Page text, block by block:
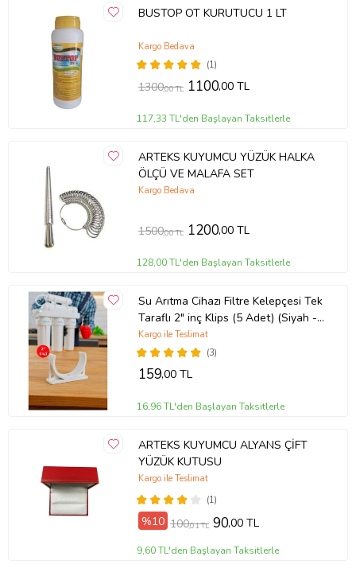
BUSTOP OT KURUTUCU 1 LT
(1)
Kargo Bedava
1300,00 TL 1100,00 TL
117,33 TL'den Başlayan Taksitlerle
ARTEKS KUYUMCU YÜZÜK HALKA
ÖLÇÜ VE MALAFA SET
Kargo Bedava
1500,00 TL 1200,00 TL
128,00 TL'den Başlayan Taksitlerle
Su Arıtma Cihazı Filtre Kelepçesi Tek
Taraflı 2" inç Klips (5 Adet) (Siyah -
Beyaz)
(3)
Kargo ile Teslimat
159,00 TL
16,96 TL'den Başlayan Taksitlerle
ARTEKS KUYUMCU ALYANS ÇİFT
YÜZÜK KUTUSU
(1)
Kargo ile Teslimat
%10 100,01 TL 90,00 TL
9,60 TL'den Başlayan Taksitlerle